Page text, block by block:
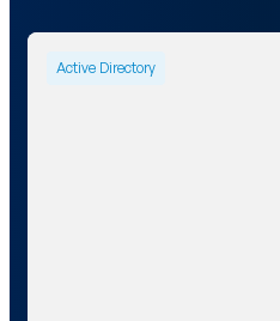
Active Directory